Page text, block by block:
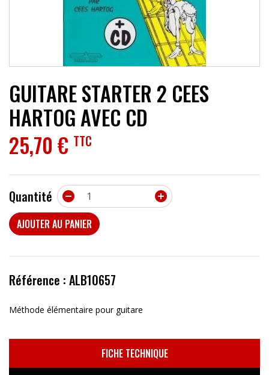
GUITARE STARTER 2 CEES
HARTOG AVEC CD
25,70 € TTC
Quantité 

AJOUTER AU PANIER
Référence : ALB10657
Méthode élémentaire pour guitare
FICHE TECHNIQUE
ACCESSOIRES
EFFETS
PROMOTIONS